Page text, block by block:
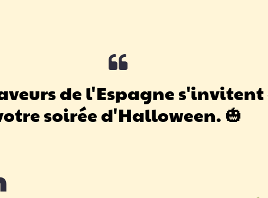
de l'Espagne s'invitent
soirée d'Halloween. 🎃